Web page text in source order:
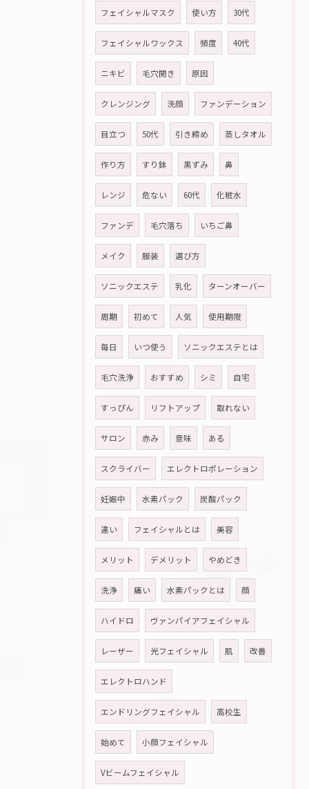
フェイシャルマスク 使い方 30代
フェイシャルワックス 頻度 40代
ニキビ 毛穴開き 原因
クレンジング 洗顔 ファンデーション
目立つ 50代 引き締め 蒸しタオル
作り方 すり鉢 黒ずみ 鼻
レンジ 危ない 60代 化粧水
ファンデ 毛穴落ち いちご鼻
メイク 服装 選び方
ソニックエステ 乳化 ターンオーバー
周期 初めて 人気 使用期限
毎日 いつ使う ソニックエステとは
毛穴洗浄 おすすめ シミ 自宅
すっぴん リフトアップ 取れない
サロン 赤み 意味 ある
スクライバー エレクトロポレーション
妊娠中 水素パック 炭酸パック
違い フェイシャルとは 美容
メリット デメリット やめどき
洗浄 痛い 水素パックとは 顔
ハイドロ ヴァンパイアフェイシャル
レーザー 光フェイシャル 肌 改善
エレクトロハンド
エンドリングフェイシャル 高校生
始めて 小顔フェイシャル
Vビームフェイシャル